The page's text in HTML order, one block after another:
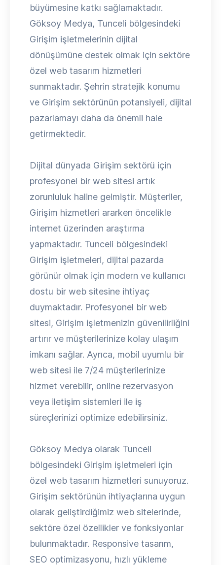
büyümesine katkı sağlamaktadır.
Göksoy Medya, Tunceli bölgesindeki
Girişim işletmelerinin dijital
dönüşümüne destek olmak için sektöre
özel web tasarım hizmetleri
sunmaktadır. Şehrin stratejik konumu
ve Girişim sektörünün potansiyeli, dijital
pazarlamayı daha da önemli hale
getirmektedir.
Dijital dünyada Girişim sektörü için
profesyonel bir web sitesi artık
zorunluluk haline gelmiştir. Müşteriler,
Girişim hizmetleri ararken öncelikle
internet üzerinden araştırma
yapmaktadır. Tunceli bölgesindeki
Girişim işletmeleri, dijital pazarda
görünür olmak için modern ve kullanıcı
dostu bir web sitesine ihtiyaç
duymaktadır. Profesyonel bir web
sitesi, Girişim işletmenizin güvenilirliğini
artırır ve müşterilerinize kolay ulaşım
imkanı sağlar. Ayrıca, mobil uyumlu bir
web sitesi ile 7/24 müşterilerinize
hizmet verebilir, online rezervasyon
veya iletişim sistemleri ile iş
süreçlerinizi optimize edebilirsiniz.
Göksoy Medya olarak Tunceli
bölgesindeki Girişim işletmeleri için
özel web tasarım hizmetleri sunuyoruz.
Girişim sektörünün ihtiyaçlarına uygun
olarak geliştirdiğimiz web sitelerinde,
sektöre özel özellikler ve fonksiyonlar
bulunmaktadır. Responsive tasarım,
SEO optimizasyonu, hızlı yükleme